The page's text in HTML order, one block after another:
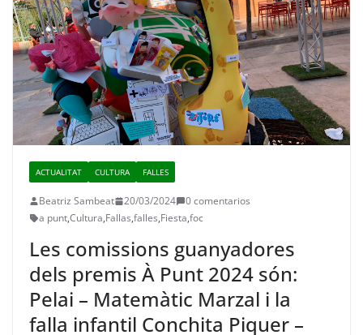
ACTUALITAT CULTURA FALLES
Beatriz Sambeat 20/03/2024
0 comentarios
a punt,Cultura,Fallas,falles,Fiesta,foc
Les comissions guanyadores
dels premis À Punt 2024 són:
Pelai – Matemàtic Marzal i la
falla infantil Conchita Piquer –